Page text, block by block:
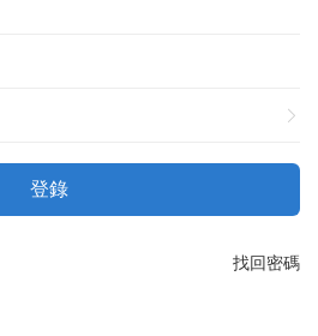
登錄
找回密碼